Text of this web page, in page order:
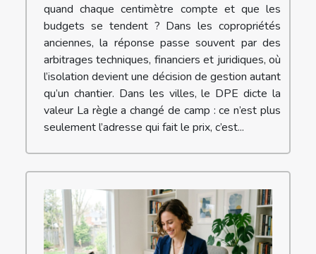
quand chaque centimètre compte et que les
budgets se tendent ? Dans les copropriétés
anciennes, la réponse passe souvent par des
arbitrages techniques, financiers et juridiques, où
l’isolation devient une décision de gestion autant
qu’un chantier. Dans les villes, le DPE dicte la
valeur La règle a changé de camp : ce n’est plus
seulement l’adresse qui fait le prix, c’est...